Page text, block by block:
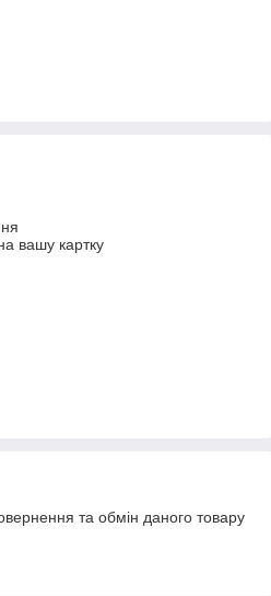
вашу картку
та обмін даного товару